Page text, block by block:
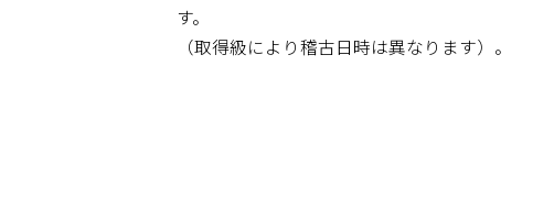
す。
（取得級により稽古日時は異なります）。